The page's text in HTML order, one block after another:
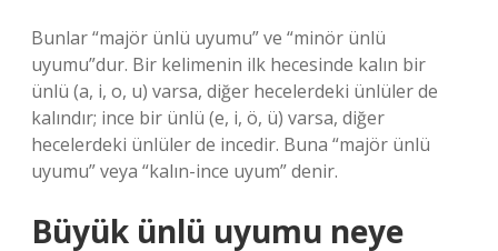
Bunlar “majör ünlü uyumu” ve “minör ünlü
uyumu”dur. Bir kelimenin ilk hecesinde kalın bir
ünlü (a, i, o, u) varsa, diğer hecelerdeki ünlüler de
kalındır; ince bir ünlü (e, i, ö, ü) varsa, diğer
hecelerdeki ünlüler de incedir. Buna “majör ünlü
uyumu” veya “kalın-ince uyum” denir.
Büyük ünlü uyumu neye